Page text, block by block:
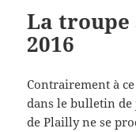
La troupe
2016
Contrairement à
dans le bulletin de
de Plailly ne se